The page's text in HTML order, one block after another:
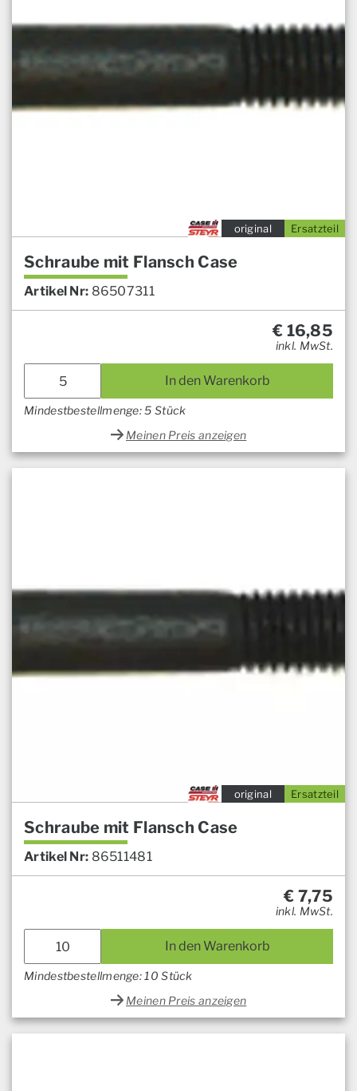
Ersatzteil
original
Schraube mit Flansch Case
Artikel Nr: 86507311
€ 16,85
inkl. MwSt.
In den Warenkorb
Mindestbestellmenge: 5 Stück
Meinen Preis anzeigen
Ersatzteil
original
Schraube mit Flansch Case
Artikel Nr: 86511481
€ 7,75
inkl. MwSt.
In den Warenkorb
Mindestbestellmenge: 10 Stück
Meinen Preis anzeigen